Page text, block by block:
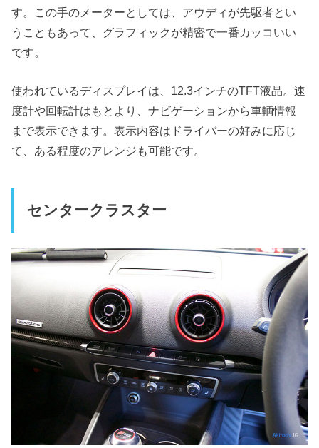
す。この手のメーターとしては、アウディが先駆者とい
うこともあって、グラフィックが精密で一番カッコいい
です。
使われているディスプレイは、12.3インチのTFT液晶。速
度計や回転計はもとより、ナビゲーションから車輌情報
まで表示できます。表示内容はドライバーの好みに応じ
て、ある程度のアレンジも可能です。
センタークラスター